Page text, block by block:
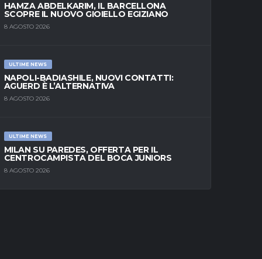
HAMZA ABDELKARIM, IL BARCELLONA
SCOPRE IL NUOVO GIOIELLO EGIZIANO
8 AGOSTO 2026
ULTIME NEWS
NAPOLI-BADIASHILE, NUOVI CONTATTI:
AGUERD È L’ALTERNATIVA
8 AGOSTO 2026
ULTIME NEWS
MILAN SU PAREDES, OFFERTA PER IL
CENTROCAMPISTA DEL BOCA JUNIORS
8 AGOSTO 2026